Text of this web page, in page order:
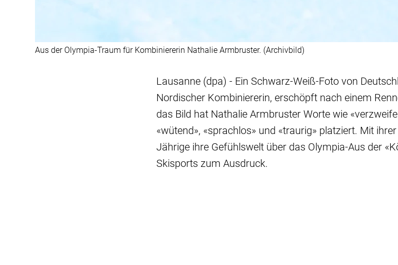
Aus der Olympia-Traum für Kombiniererin Nathalie Armbruster. (Archivbild)
Lausanne (dpa) - Ein Schwarz-Weiß-Foto von
Nordischer Kombiniererin, erschöpft nach einem
das Bild hat Nathalie Armbruster Worte wie
«wütend», «sprachlos» und «traurig» platziert. Mit
Jährige ihre Gefühlswelt über das Olympia-Aus der
Skisports zum Ausdruck.